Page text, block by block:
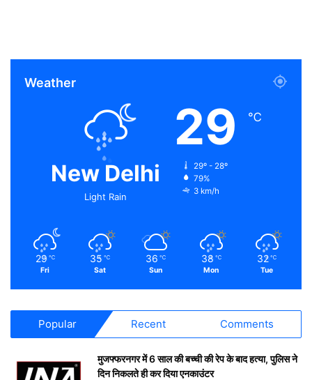
Weather
New Delhi
Light Rain
29 ℃
29º - 28º
79%
3 km/h
29 ℃
Fri
35 ℃
Sat
36 ℃
Sun
38 ℃
Mon
32 ℃
Tue
Popular Recent Comments
मुजफ्फरनगर में 6 साल की बच्ची की रेप के बाद हत्या, पुलिस ने
दिन निकलते ही कर दिया एनकाउंटर